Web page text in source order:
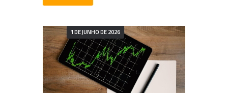
1 DE JUNHO DE 2026